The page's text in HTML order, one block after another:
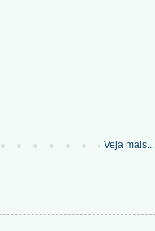
Veja mais...